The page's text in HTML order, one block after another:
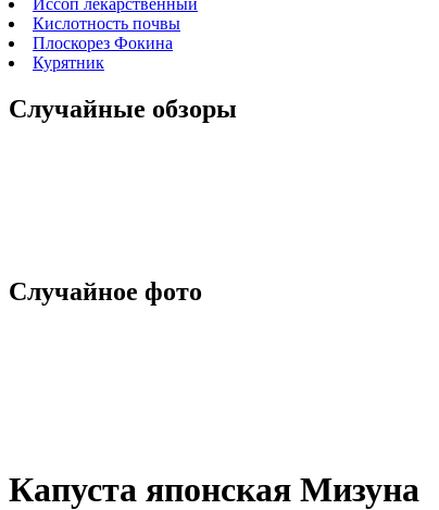
Кислотность почвы
Плоскорез Фокина
Курятник
Случайные обзоры
Случайное фото
Капуста японская Мизуна